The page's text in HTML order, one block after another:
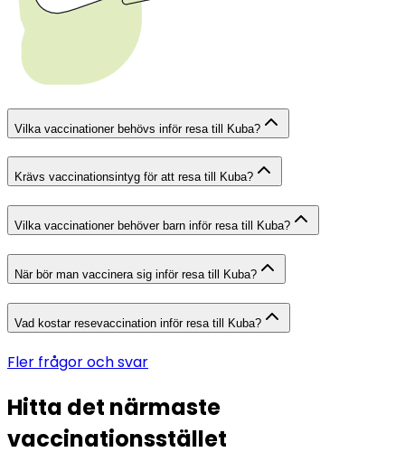
Vilka vaccinationer behövs inför resa till Kuba?
Krävs vaccinationsintyg för att resa till Kuba?
Vilka vaccinationer behöver barn inför resa till Kuba?
När bör man vaccinera sig inför resa till Kuba?
Vad kostar resevaccination inför resa till Kuba?
Fler frågor och svar
Hitta det närmaste
vaccinationsstället